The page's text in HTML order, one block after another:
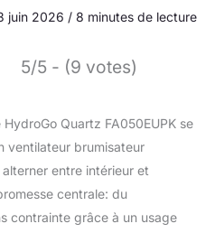
juin 2026 / 8 minutes de lecture
5/5 - (9 votes)
Quartz FA050EUPK se
ventilateur brumisateur
entre intérieur et
centrale: du
contrainte grâce à un usage